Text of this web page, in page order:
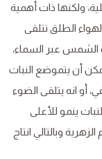
ولكنها ذات أهمية
الطلق تتلقى
عبر السماء،
أن يتموضع النبات
أو انه يتلقى الضوء
ينمو للأعلى
وبالتالي انتاج